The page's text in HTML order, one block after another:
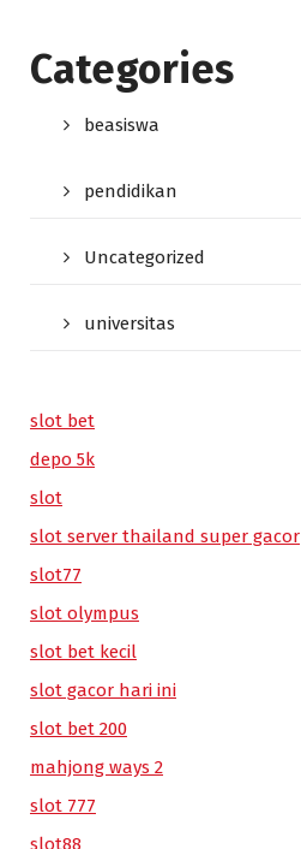
Categories
beasiswa
pendidikan
Uncategorized
universitas
slot bet
depo 5k
slot
slot server thailand super gacor
slot77
slot olympus
slot bet kecil
slot gacor hari ini
slot bet 200
mahjong ways 2
slot 777
slot88